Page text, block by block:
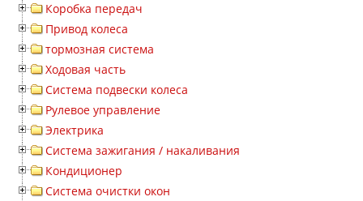
Коробка передач
Привод колеса
тормозная система
Ходовая часть
Система подвески колеса
Рулевое управление
Электрика
Система зажигания / накаливания
Кондиционер
Система очистки окон